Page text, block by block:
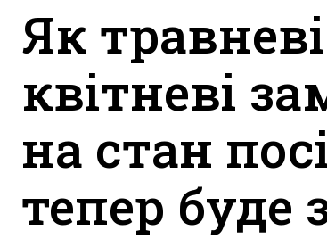
Як
квітневі
на стан
тепер буде